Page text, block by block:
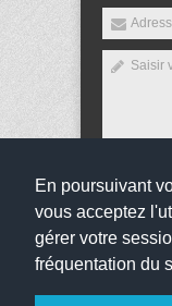
En poursuivant
vous acceptez
gérer votre
fréquentation du
Envoyer